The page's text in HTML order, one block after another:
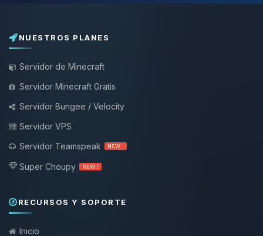
NUESTROS PLANES
Servidor de Minecraft
Servidor Minecraft Gratis
Servidor Bungee / Velocity
Servidor VPS
Servidor Teamspeak
NEW !
Super Choupy NEW !
RECURSOS Y SOPORTE
Inicio